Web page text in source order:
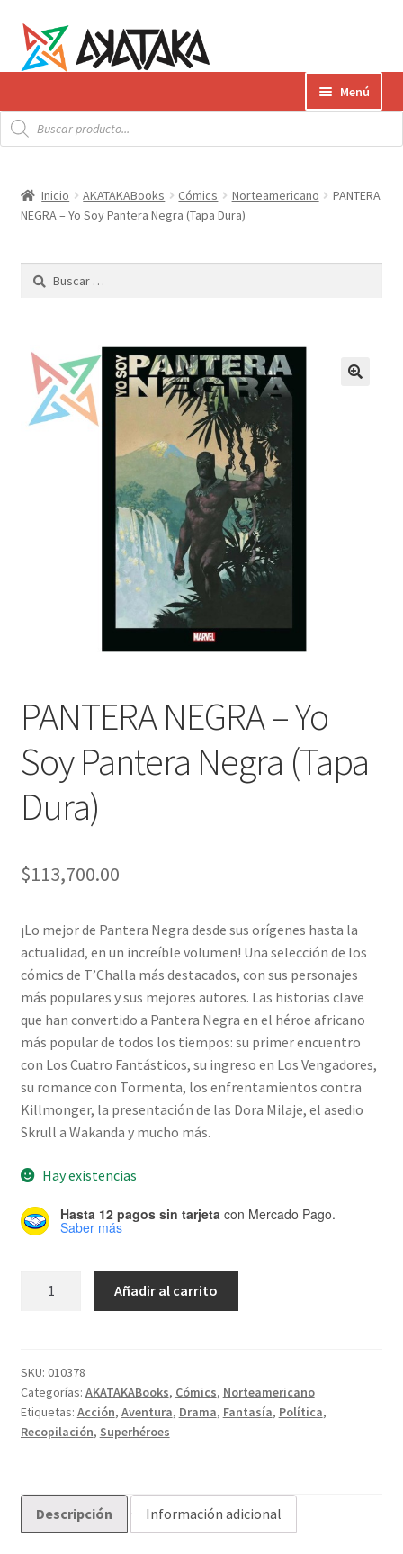
la
navegación
contenido
Menú
Productos
el
hijo
Envíos
AKATAKA BOOKS
Mi cuenta
Búsqueda
de
productos
Inicio AKATAKABooks Cómics Norteamericano
PANTERA
NEGRA – Yo Soy Pantera Negra (Tapa Dura)
PANTERA NEGRA – Yo
Soy Pantera Negra (Tapa
Dura)
$113,700.00
¡Lo mejor de Pantera Negra desde sus orígenes hasta la
actualidad, en un increíble volumen! Una selección de los
cómics de T’Challa más destacados, con sus personajes
más populares y sus mejores autores. Las historias clave
que han convertido a Pantera Negra en el héroe africano
más popular de todos los tiempos: su primer encuentro
con Los Cuatro Fantásticos, su ingreso en Los Vengadores,
su romance con Tormenta, los enfrentamientos contra
Killmonger, la presentación de las Dora Milaje, el asedio
Skrull a Wakanda y mucho más.
Hay existencias
Hasta 12 pagos sin tarjetacon Mercado Pago.
Saber más
Soy
Pantera
Negra
(Tapa
Añadir al carrito
SKU: 010378
Categorías: AKATAKABooks, Cómics, Norteamericano
Etiquetas: Acción, Aventura, Drama, Fantasía, Política,
Recopilación, Superhéroes
Descripción Información adicional
Buscar: